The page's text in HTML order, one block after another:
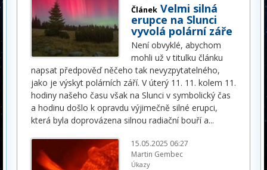
Článek Velmi silná
erupce na Slunci
vyvolá polární záře
Není obvyklé, abychom
mohli už v titulku článku
napsat předpověď něčeho tak nevyzpytatelného,
jako je výskyt polárních září. V úterý 11. 11. kolem 11.
hodiny našeho času však na Slunci v symbolický čas
a hodinu došlo k opravdu výjimečně silné erupci,
která byla doprovázena silnou radiační bouří a...
15.05.2025 06:27
Martin Gembec
Úkazy